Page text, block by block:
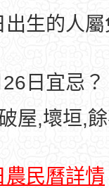
生的人
日宜忌？
屋,壞垣,
民曆詳情